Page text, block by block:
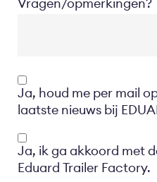
Opt-
in
Ja, houd me per mail
laatste nieuws bij
Privacyverklaring
Ja, ik ga akkoord met
Eduard Trailer Factory.